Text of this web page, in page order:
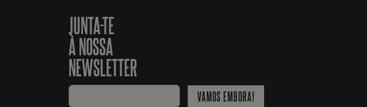
JUNTA-TE
À NOSSA
NEWSLETTER
VAMOS EMBORA!